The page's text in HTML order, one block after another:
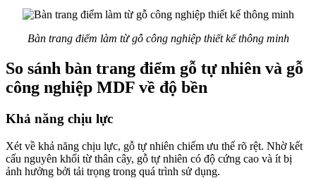
Bàn trang điểm làm từ gỗ công nghiệp thiết kế thông minh
So sánh bàn trang điểm gỗ tự nhiên và gỗ
công nghiệp MDF về độ bền
Khả năng chịu lực
Xét về khả năng chịu lực, gỗ tự nhiên chiếm ưu thế rõ rệt. Nhờ kết
cấu nguyên khối từ thân cây, gỗ tự nhiên có độ cứng cao và ít bị
ảnh hưởng bởi tải trọng trong quá trình sử dụng.